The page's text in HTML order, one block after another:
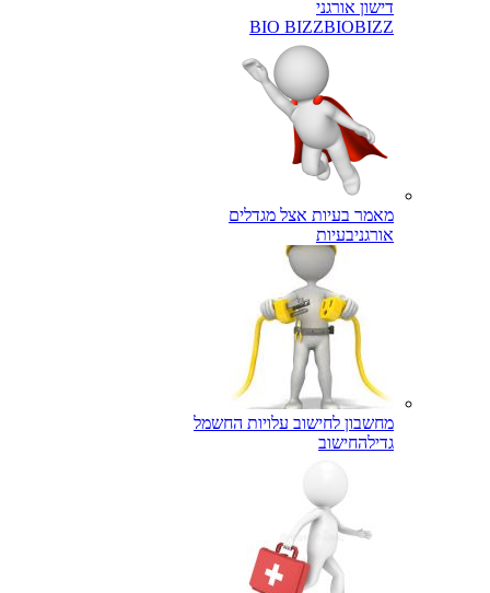
BIO BIZZ
מאמר בעיות אצל מגדלים
מחשבון לחישוב עלויות החשמל